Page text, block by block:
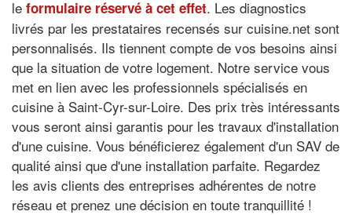
le formulaire réservé à cet effet. Les diagnostics
livrés par les prestataires recensés sur cuisine.net sont
personnalisés. Ils tiennent compte de vos besoins ainsi
que la situation de votre logement. Notre service vous
met en lien avec les professionnels spécialisés en
cuisine à Saint-Cyr-sur-Loire. Des prix très intéressants
vous seront ainsi garantis pour les travaux d'installation
d'une cuisine. Vous bénéficierez également d'un SAV de
qualité ainsi que d'une installation parfaite. Regardez
les avis clients des entreprises adhérentes de notre
réseau et prenez une décision en toute tranquillité !